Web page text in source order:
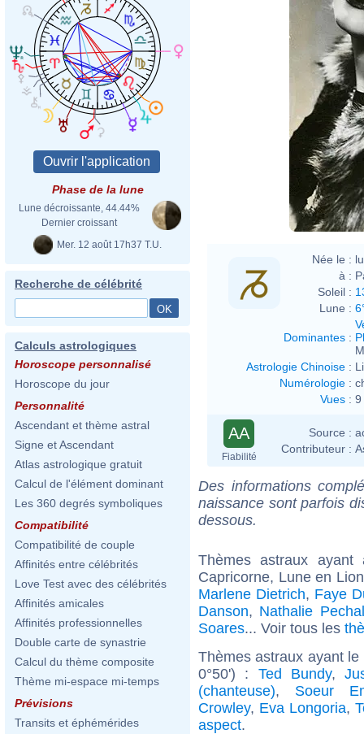
Phase de la lune
Lune décroissante, 44.44%
Dernier croissant
Mer. 12 août 17h37 T.U.
Recherche de célébrité
Calculs astrologiques
Horoscope personnalisé
Horoscope du jour
Personnalité
Ascendant et thème astral
Signe et Ascendant
Atlas astrologique gratuit
Calcul de l'élément dominant
Les 360 degrés symboliques
Compatibilité
Compatibilité de couple
Affinités entre célébrités
Love Test avec des célébrités
Affinités amicales
Affinités professionnelles
Double carte de synastrie
Calcul du thème composite
Thème mi-espace mi-temps
Prévisions
Transits et éphémérides
Née le :
à :
Soleil :
Lune :
Dominantes :
Astrologie Chinoise :
Numérologie :
Vues : 9
AA
Fiabilité
Source :
Contributeur :
Des informations
naissance sont parfois
dessous.
Thèmes astraux
Capricorne, Lune en
Marlene Dietrich, Faye
Danson, Nathalie
Soares... Voir tous les
Thèmes astraux ayant
0°50') : Ted Bundy,
(chanteuse), Soeur
Crowley, Eva Longoria,
aspect.